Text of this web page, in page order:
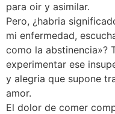
para oir y asimilar.
Pero, ¿habria
mi enfermedad,
como la abstinencia»?
experimentar ese
y alegria que supone
amor.
El dolor de comer